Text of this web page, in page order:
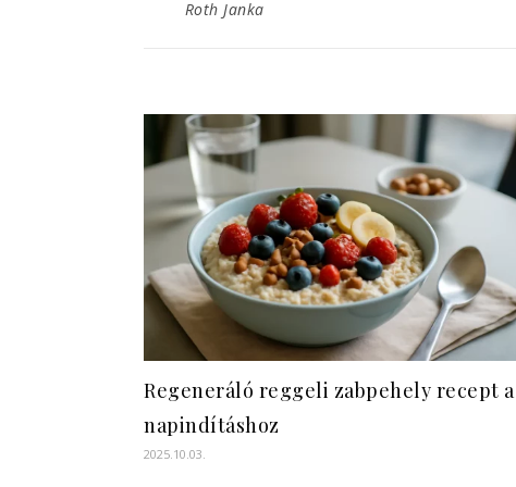
Roth Janka
Regeneráló reggeli zabpehely recept a
napindításhoz
2025.10.03.